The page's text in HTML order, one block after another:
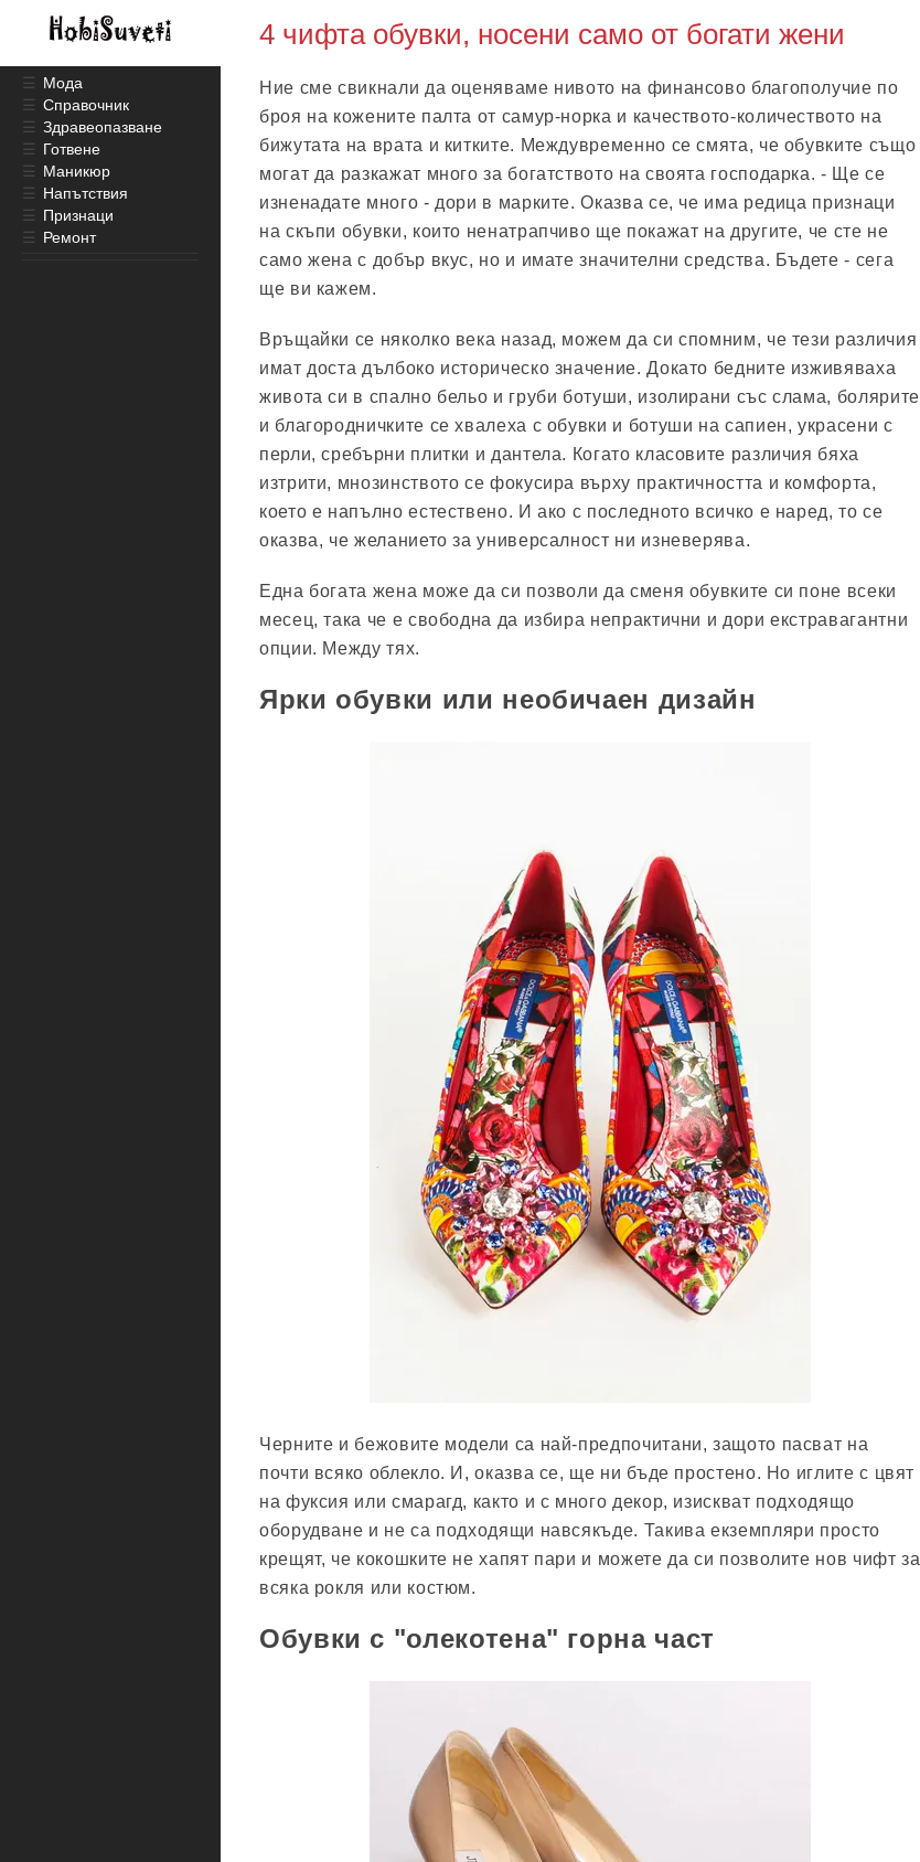
4 чифта обувки, носени само от богати жени
Ние сме свикнали да оценяваме нивото на финансово благополучие по
броя на кожените палта от самур-норка и качеството-количеството на
бижутата на врата и китките. Междувременно се смята, че обувките също
могат да разкажат много за богатството на своята господарка. - Ще се
изненадате много - дори в марките. Оказва се, че има редица признаци
на скъпи обувки, които ненатрапчиво ще покажат на другите, че сте не
само жена с добър вкус, но и имате значителни средства. Бъдете - сега
ще ви кажем.
Връщайки се няколко века назад, можем да си спомним, че тези различия
имат доста дълбоко историческо значение. Докато бедните изживяваха
живота си в спално бельо и груби ботуши, изолирани със слама, болярите
и благородничките се хвалеха с обувки и ботуши на сапиен, украсени с
перли, сребърни плитки и дантела. Когато класовите различия бяха
изтрити, мнозинството се фокусира върху практичността и комфорта,
което е напълно естествено. И ако с последното всичко е наред, то се
оказва, че желанието за универсалност ни изневерява.
Една богата жена може да си позволи да сменя обувките си поне всеки
месец, така че е свободна да избира непрактични и дори екстравагантни
опции. Между тях.
Ярки обувки или необичаен дизайн
Черните и бежовите модели са най-предпочитани, защото пасват на
почти всяко облекло. И, оказва се, ще ни бъде простено. Но иглите с цвят
на фуксия или смарагд, както и с много декор, изискват подходящо
оборудване и не са подходящи навсякъде. Такива екземпляри просто
крещят, че кокошките не хапят пари и можете да си позволите нов чифт за
всяка рокля или костюм.
Обувки с "олекотена" горна част
☰ Мода
☰ Справочник
☰ Здравеопазване
☰ Готвене
☰ Маникюр
☰ Напътствия
☰ Признаци
☰ Ремонт